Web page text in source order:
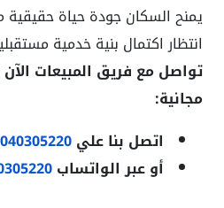
يمنح السكان جودة حياة حقيقية
انتظار اكتمال بنية خدمية
تواصل مع فريق المبيعات
مجانية:
اتصل بنا علي
أو عبر الواتساب